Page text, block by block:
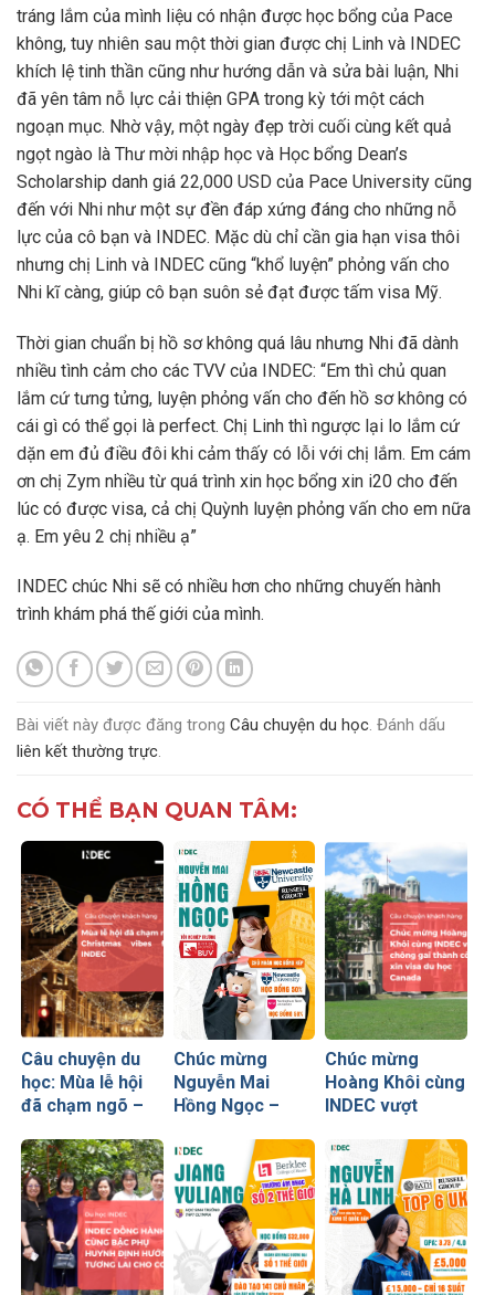
tráng lắm của mình liệu có nhận được học bổng của Pace
không, tuy nhiên sau một thời gian được chị Linh và INDEC
khích lệ tinh thần cũng như hướng dẫn và sửa bài luận, Nhi
đã yên tâm nỗ lực cải thiện GPA trong kỳ tới một cách
ngoạn mục. Nhờ vậy, một ngày đẹp trời cuối cùng kết quả
ngọt ngào là Thư mời nhập học và Học bổng Dean’s
Scholarship danh giá 22,000 USD của Pace University cũng
đến với Nhi như một sự đền đáp xứng đáng cho những nỗ
lực của cô bạn và INDEC. Mặc dù chỉ cần gia hạn visa thôi
nhưng chị Linh và INDEC cũng “khổ luyện” phỏng vấn cho
Nhi kĩ càng, giúp cô bạn suôn sẻ đạt được tấm visa Mỹ.
Thời gian chuẩn bị hồ sơ không quá lâu nhưng Nhi đã dành
nhiều tình cảm cho các TVV của INDEC: “Em thì chủ quan
lắm cứ tưng tửng, luyện phỏng vấn cho đến hồ sơ không có
cái gì có thể gọi là perfect. Chị Linh thì ngược lại lo lắm cứ
dặn em đủ điều đôi khi cảm thấy có lỗi với chị lắm. Em cám
ơn chị Zym nhiều từ quá trình xin học bổng xin i20 cho đến
lúc có được visa, cả chị Quỳnh luyện phỏng vấn cho em nữa
ạ. Em yêu 2 chị nhiều ạ”
INDEC chúc Nhi sẽ có nhiều hơn cho những chuyến hành
trình khám phá thế giới của mình.
Bài viết này được đăng trong Câu chuyện du học. Đánh dấu
liên kết thường trực.
CÓ THỂ BẠN QUAN TÂM:
Câu chuyện du
học: Mùa lễ hội
đã chạm ngõ –
from INDEC
Chúc mừng
Nguyễn Mai
Hồng Ngọc –
bổng 50% từ
Newcastle
University
Chúc mừng
Hoàng Khôi cùng
INDEC vượt
công xin visa du
học Canada